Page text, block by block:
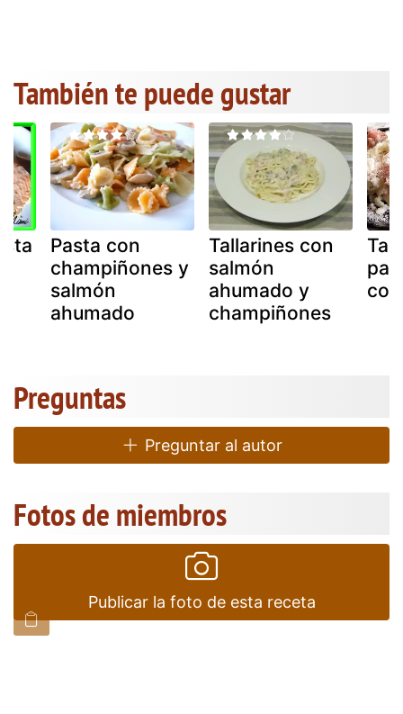
También te puede gustar
Pasta con
champiñones y
salmón
ahumado
Tallarines con
salmón
ahumado y
champiñones
Preguntas
Preguntar al autor
Fotos de miembros
Publicar la foto de esta receta